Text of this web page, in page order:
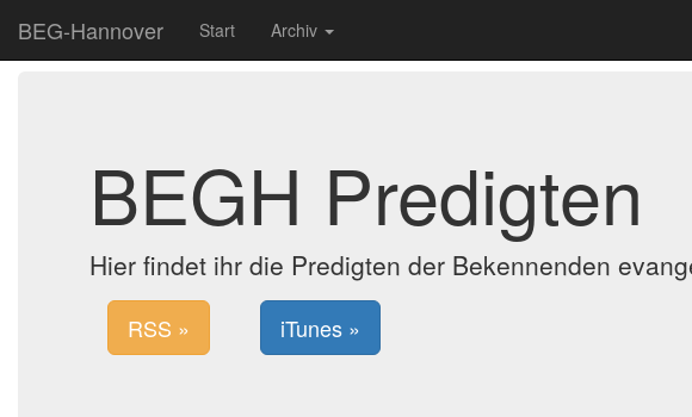
BEG-Hannover Start Archiv
BEGH Predigten
Hier findet ihr die Predigten der Bekennenden
RSS » iTunes »